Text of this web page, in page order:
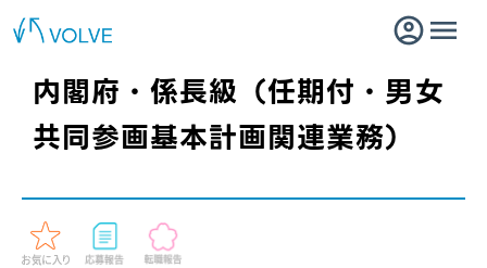
内閣府・係長級（任期付・男女
共同参画基本計画関連業務）